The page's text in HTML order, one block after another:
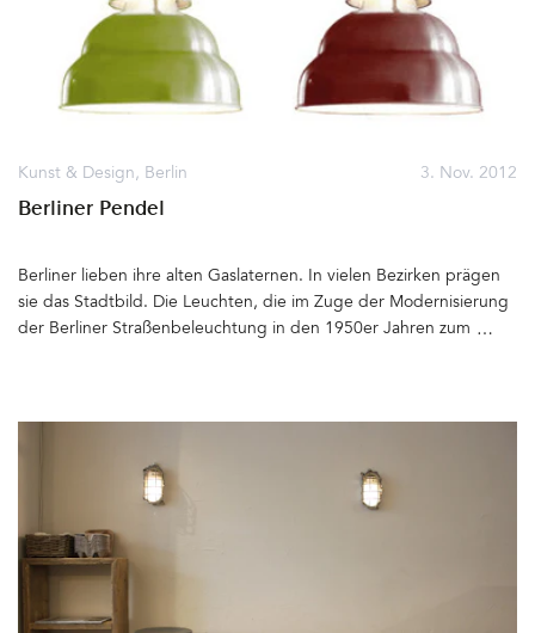
3. Nov. 2012
Kunst & Design, Berlin
Berliner Pendel
Berliner lieben ihre alten Gaslaternen. In vielen Bezirken prägen
sie das Stadtbild. Die Leuchten, die im Zuge der Modernisierung
der Berliner Straßenbeleuchtung in den 1950er Jahren zum
durch moderne LED-Leuchten zu ersetzen. Über 30.000 Lampen
sollen verschrottet werden. Der Protest der Bevölkerung ist groß,
der Berliner Landesregierung reagiert nicht. Ein kleiner »Licht-
Blick« ist die Entwicklung einer Lampe der Berliner Agentur e27:
Sie entdeckte den Spitzenaufsatz der Laterne in der Manufaktur
und schuf die Pendelleuchte Berliner Pendel. Wie auch bei allen